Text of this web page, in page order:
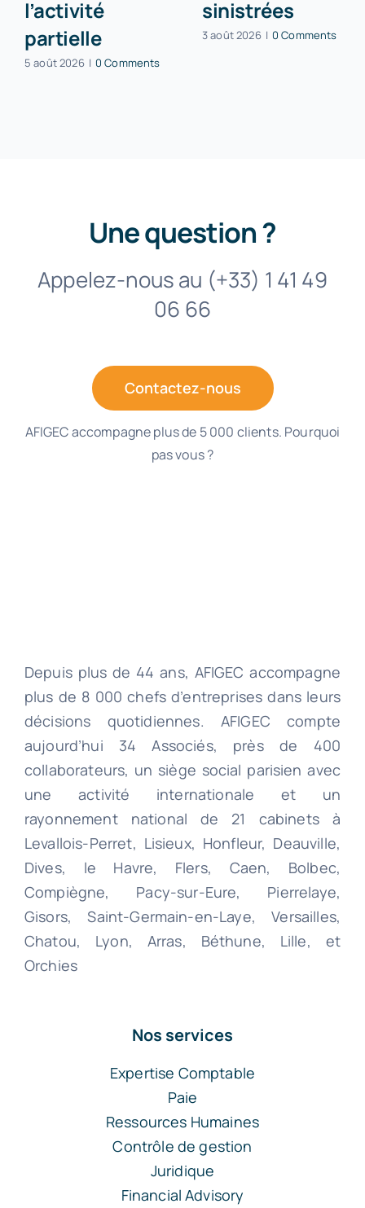
l’activité
partielle
5 août 2026 | 0 Comments
sinistrées
3 août 2026 | 0 Comments
Une question ?
Appelez-nous au (+33) 1 41 49
06 66
Contactez-nous
AFIGEC accompagne plus de 5 000 clients. Pourquoi
pas vous ?
Depuis plus de 44 ans, AFIGEC accompagne
plus de 8 000 chefs d’entreprises dans leurs
décisions quotidiennes. AFIGEC compte
aujourd’hui 34 Associés, près de 400
collaborateurs, un siège social parisien avec
une activité internationale et un
rayonnement national de 21 cabinets à
Levallois-Perret, Lisieux, Honfleur, Deauville,
Dives, le Havre, Flers, Caen, Bolbec,
Compiègne, Pacy-sur-Eure, Pierrelaye,
Gisors, Saint-Germain-en-Laye, Versailles,
Chatou, Lyon, Arras, Béthune, Lille, et
Orchies
Nos services
Expertise Comptable
Paie
Ressources Humaines
Contrôle de gestion
Juridique
Financial Advisory